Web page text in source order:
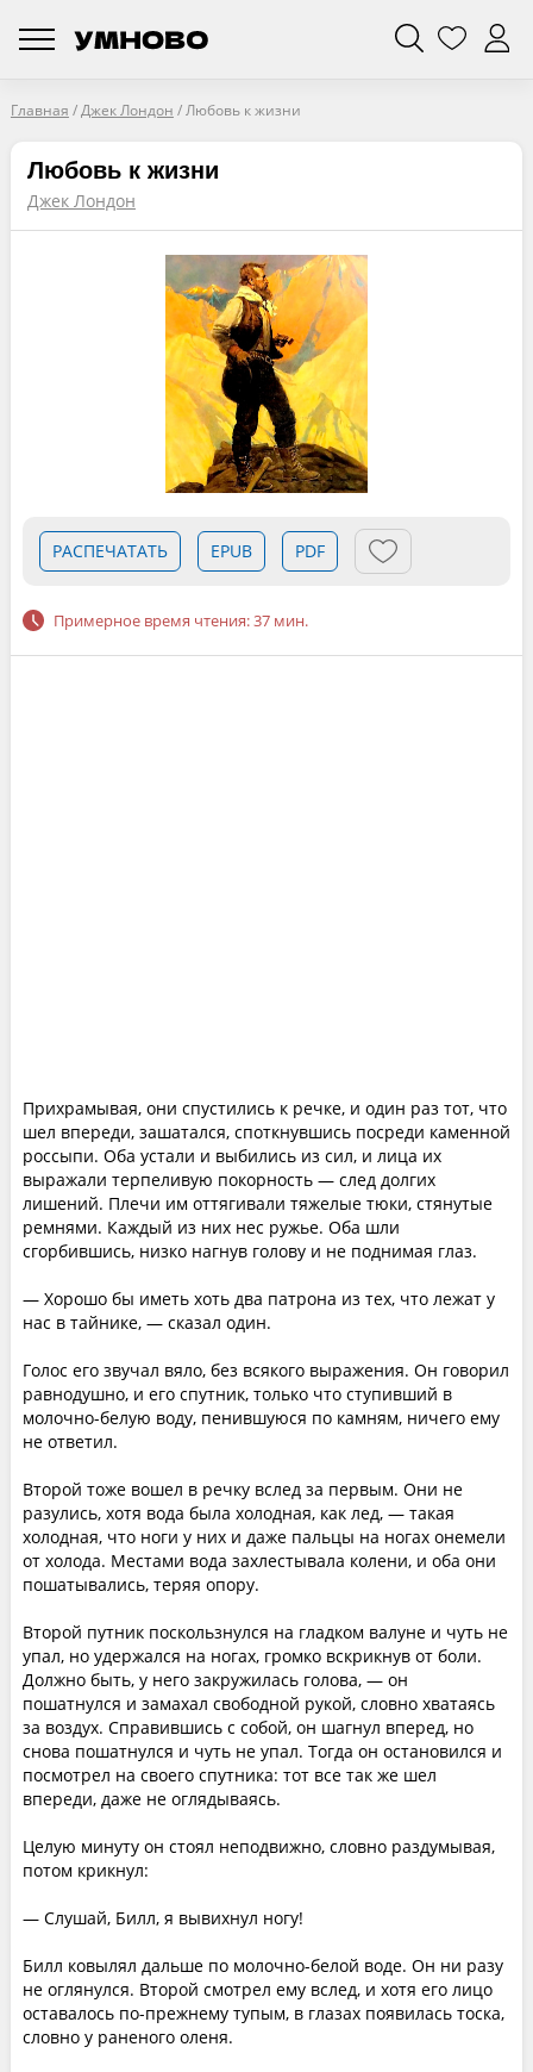
Главная /Джек Лондон /Любовь к жизни
Любовь к жизни
Джек Лондон
РАСПЕЧАТАТЬ EPUB PDF
Примерное время чтения: 37 мин.
Прихрамывая, они спустились к речке, и один раз тот, что
шел впереди, зашатался, споткнувшись посреди каменной
россыпи. Оба устали и выбились из сил, и лица их
выражали терпеливую покорность — след долгих
лишений. Плечи им оттягивали тяжелые тюки, стянутые
ремнями. Каждый из них нес ружье. Оба шли
сгорбившись, низко нагнув голову и не поднимая глаз.
— Хорошо бы иметь хоть два патрона из тех, что лежат у
нас в тайнике, — сказал один.
Голос его звучал вяло, без всякого выражения. Он говорил
равнодушно, и его спутник, только что ступивший в
молочно-белую воду, пенившуюся по камням, ничего ему
не ответил.
Второй тоже вошел в речку вслед за первым. Они не
разулись, хотя вода была холодная, как лед, — такая
холодная, что ноги у них и даже пальцы на ногах онемели
от холода. Местами вода захлестывала колени, и оба они
пошатывались, теряя опору.
Второй путник поскользнулся на гладком валуне и чуть не
упал, но удержался на ногах, громко вскрикнув от боли.
Должно быть, у него закружилась голова, — он
пошатнулся и замахал свободной рукой, словно хватаясь
за воздух. Справившись с собой, он шагнул вперед, но
снова пошатнулся и чуть не упал. Тогда он остановился и
посмотрел на своего спутника: тот все так же шел
впереди, даже не оглядываясь.
Целую минуту он стоял неподвижно, словно раздумывая,
потом крикнул:
— Слушай, Билл, я вывихнул ногу!
Билл ковылял дальше по молочно-белой воде. Он ни разу
не оглянулся. Второй смотрел ему вслед, и хотя его лицо
оставалось по-прежнему тупым, в глазах появилась тоска,
словно у раненого оленя.